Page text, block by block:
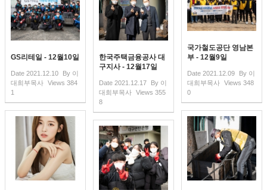
국가철도공단 영남본
부 - 12월9일
Date 2021.12.09 By 이
대희부목사 Views 348
0
GS리테일 - 12월10일
Date 2021.12.10 By 이
대희부목사 Views 384
1
한국주택금융공사 대
구지사 - 12월17일
Date 2021.12.17 By 이
대희부목사 Views 355
8